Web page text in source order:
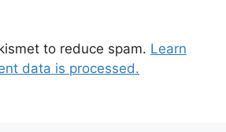
to reduce spam. Learn
data is processed.